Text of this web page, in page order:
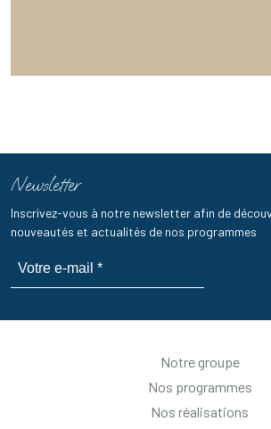
Newsletter
Inscrivez-vous à notre newsletter afin de
nouveautés et actualités de nos programmes
Notre groupe
Nos programmes
Nos réalisations